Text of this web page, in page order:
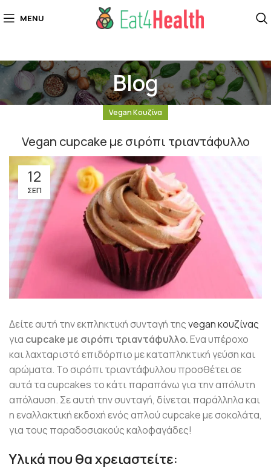
MENU
Blog
Vegan Κουζίνα
Vegan cupcake με σιρόπι τριαντάφυλλο
12
ΣΕΠ
Δείτε αυτή την εκπληκτική συνταγή τηςvegan κουζίνας
για cupcake με σιρόπι τριαντάφυλλο.Ενα υπέροχο
και λαχταριστό επιδόρπιο με καταπληκτική γεύση και
αρώματα. Το σιρόπι τριαντάφυλλου προσθέτει σε
αυτά τα cupcakes το κάτι παραπάνω για την απόλυτη
απόλαυση. Σε αυτή την συνταγή, δίνεται παράλληλα και
η εναλλακτική εκδοχή ενός απλού cupcake με σοκολάτα,
για τους παραδοσιακούς καλοφαγάδες!
Υλικά που θα χρειαστείτε: